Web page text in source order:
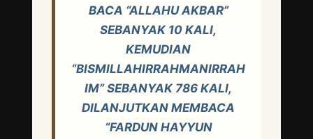
BACA “ALLAHU AKBAR”
SEBANYAK 10 KALI,
KEMUDIAN
“BISMILLAHIRRAHMANIRRAH
IM” SEBANYAK 786 KALI,
DILANJUTKAN MEMBACA
“FARDUN HAYYUN